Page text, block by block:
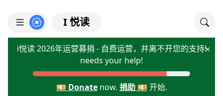
I 悦读
i悦读 2026年运营募捐 - 自费运营，并离不开您的支持!
needs your help!
💴 Donatenow. 捐助 💴 开始.
×